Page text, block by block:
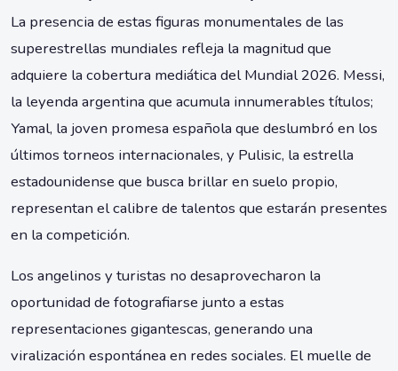
La presencia de estas figuras monumentales de las
superestrellas mundiales refleja la magnitud que
adquiere la cobertura mediática del Mundial 2026. Messi,
la leyenda argentina que acumula innumerables títulos;
Yamal, la joven promesa española que deslumbró en los
últimos torneos internacionales, y Pulisic, la estrella
estadounidense que busca brillar en suelo propio,
representan el calibre de talentos que estarán presentes
en la competición.
Los angelinos y turistas no desaprovecharon la
oportunidad de fotografiarse junto a estas
representaciones gigantescas, generando una
viralización espontánea en redes sociales. El muelle de